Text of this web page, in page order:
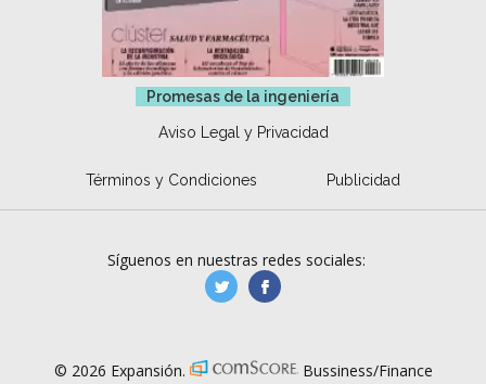
Promesas de la ingeniería
Aviso Legal y Privacidad
Términos y Condiciones Publicidad
Síguenos en nuestras redes sociales:
manufacturaGE
© 2026 Expansión. Bussiness/Finance